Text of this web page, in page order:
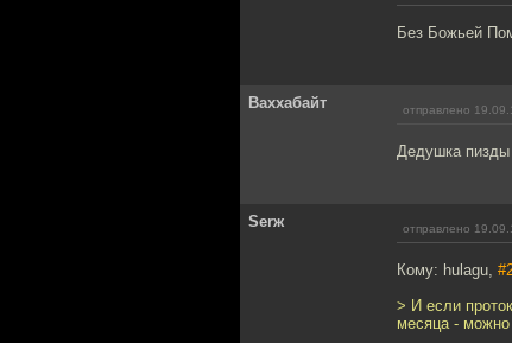
Без Божьей
Ваххабайт отправлено
Дедушка пизды
Serж отправлено
Кому: hulagu,
> И если
месяца - можно